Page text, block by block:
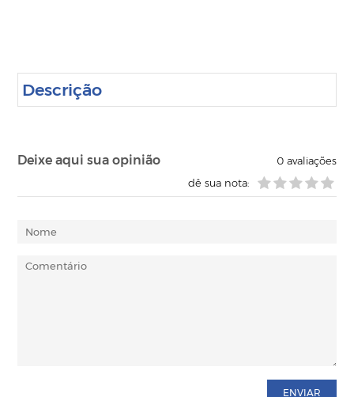
Descrição
Deixe aqui sua opinião 0avaliações
dê sua nota:
ENVIAR